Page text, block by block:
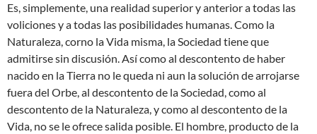
Es, simplemente, una realidad superior y anterior a todas las
voliciones y a todas las posibilidades humanas. Como la
Naturaleza, corno la Vida misma, la Sociedad tiene que
admitirse sin discusión. Así como al descontento de haber
nacido en la Tierra no le queda ni aun la solución de arrojarse
fuera del Orbe, al descontento de la Sociedad, como al
descontento de la Naturaleza, y como al descontento de la
Vida, no se le ofrece salida posible. El hombre, producto de la